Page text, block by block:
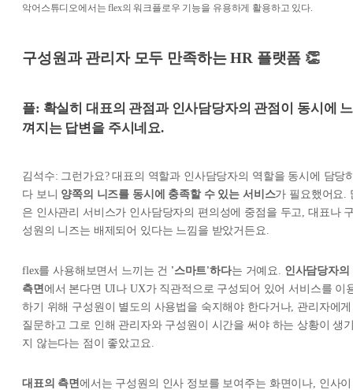
악어스튜디오에서는 flex의 워크플로우 기능을 유용하게 활용하고 있다.
구성원과 관리자 모두 만족하는 HR 플랫폼 👏
플: 확실히 대표의 관점과 인사담당자의 관점이 동시에 느
껴지는 답변을 주시네요.
김석수: 그런가요? 대표의 역할과 인사담당자의 역할을 동시에 담당
다 보니 양쪽의 니즈를 동시에 충족할 수 있는 서비스가 필요했어요.
은 인사관리 서비스가 인사담당자의 편의성에 중점을 두고, 대표나
성원의 니즈는 배제되어 있다는 느낌을 받았거든요.
flex를 사용해보면서 느끼는 건 '스마트'하다는 거예요. 인사담당자의
측면 에서 본다면 UI나 UX가 직관적으로 구성되어 있어 서비스를 이
하기 위해 구성원이 별도의 사용법을 숙지해야 한다거나, 관리자에게
질문하고 그로 인해 관리자와 구성원이 시간을 써야 하는 상황이 생
지 않는다는 점이 좋았고요.
대표의 측면에서는 구성원의 인사 정보를 보여주는 화면이나, 인사이